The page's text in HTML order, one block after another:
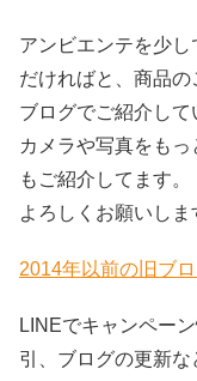
アンビエンテを少
だければと、商品
ブログでご紹介して
カメラや写真をも
もご紹介してます。
よろしくお願いし
2014年以前の旧ブ
LINEでキャンペー
引、ブログの更新